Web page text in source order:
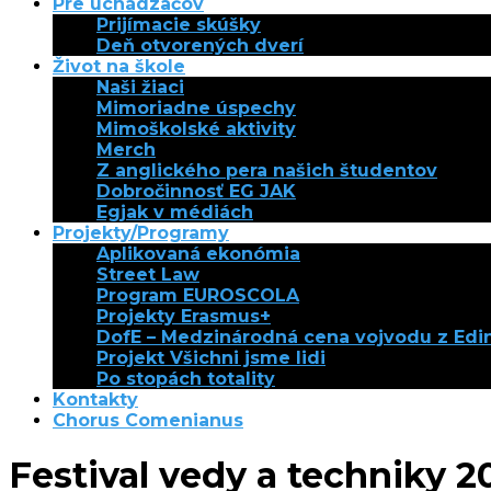
Prijímacie skúšky
Deň otvorených dverí
Život na škole
Naši žiaci
Mimoriadne úspechy
Mimoškolské aktivity
Merch
Z anglického pera našich študentov
Dobročinnosť EG JAK
Egjak v médiách
Projekty/Programy
Aplikovaná ekonómia
Street Law
Program EUROSCOLA
Projekty Erasmus+
DofE – Medzinárodná cena vojvodu z
Projekt Všichni jsme lidi
Po stopách totality
Kontakty
Chorus Comenianus
Festival vedy a techniky